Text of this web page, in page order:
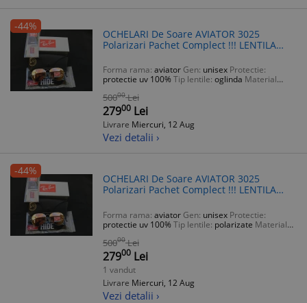
-44%
OCHELARI De Soare AVIATOR 3025
Polarizari Pachet Complect !!! LENTILA
Forma rama: aviator Gen: unisex Protectie:
protectie uv 100%Tip lentile: oglinda Material
50000 Lei
27900 Lei
Livrare Miercuri, 12 Aug
Vezi detalii ›
-44%
OCHELARI De Soare AVIATOR 3025
Polarizari Pachet Complect !!! LENTILA
Forma rama: aviator Gen: unisex Protectie:
protectie uv 100%Tip lentile: polarizate Material
50000 Lei
27900 Lei
1 vandut
Livrare Miercuri, 12 Aug
Vezi detalii ›